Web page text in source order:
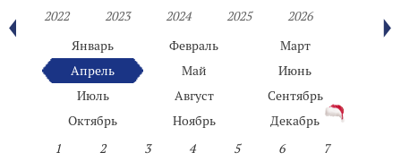
2022
2023 2024 2025
2026
Январь
Февраль
Март
Апрель
Май
Июнь
Июль
Август
Сентябрь
Октябрь
Ноябрь
Декабрь
1
2 3 4 5 6
7